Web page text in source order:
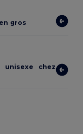
gros
unisexe chez